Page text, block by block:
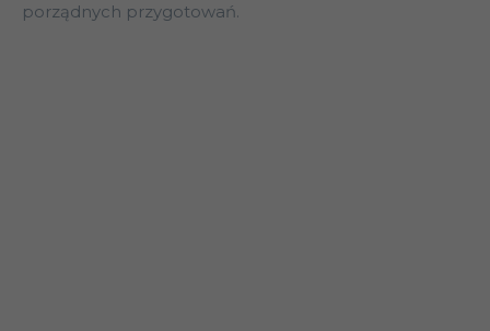
porządnych przygotowań.